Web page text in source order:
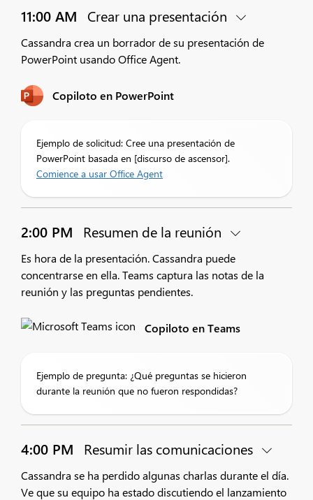
11:00 AM Crear una presentación
Cassandra crea un borrador de su presentación de
PowerPoint usando Office Agent.
Copiloto en PowerPoint
Ejemplo de solicitud: Cree una presentación de
PowerPoint basada en [discurso de ascensor].
Comience a usar Office Agent
2:00 PM Resumen de la reunión
Es hora de la presentación. Cassandra puede
concentrarse en ella. Teams captura las notas de la
reunión y las preguntas pendientes.
Copiloto en Teams
Ejemplo de pregunta: ¿Qué preguntas se hicieron
durante la reunión que no fueron respondidas?
4:00 PM Resumir las comunicaciones
Cassandra se ha perdido algunas charlas durante el día.
Ve que su equipo ha estado discutiendo el lanzamiento